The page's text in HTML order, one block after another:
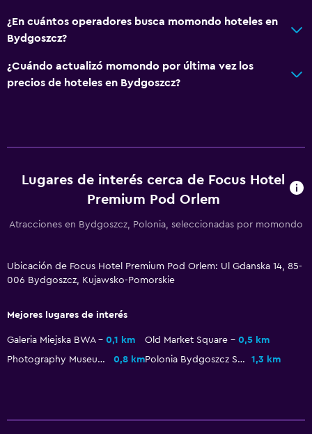
Alarma de humo
Gel de ducha
Gorro de baño
Secador de pelo
Papel higiénico
Albornoz
Baño privado
Ducha italiana
Habitaciones familiares
¿En cuántos operadores busca momondo hoteles en
Bydgoszcz?
¿Cuándo actualizó momondo por última vez los
precios de hoteles en Bydgoszcz?
Lugares de interés cerca de Focus Hotel
Premium Pod Orlem
Atracciones en Bydgoszcz, Polonia, seleccionadas por momondo
Ubicación de Focus Hotel Premium Pod Orlem: Ul Gdanska 14, 85-
006 Bydgoszcz, Kujawsko-Pomorskie
Mejores lugares de interés
Galeria Miejska BWA 0,1 km Old Market Square
0,5 km
Photography Museum Bydgoszcz
0,8 km Polonia Bydgoszcz Stadium 1,3 km